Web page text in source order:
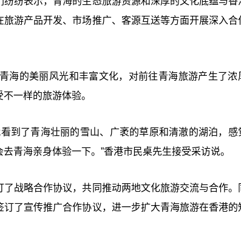
游产品开发、市场推广、客源互送等方面开展深入合
海的美丽风光和丰富文化，对前往青海旅游产生了浓
一样的旅游体验。
到了青海壮丽的雪山、广袤的草原和清澈的湖泊，感
青海亲身体验一下。”香港市民桌先生接受采访说。
战略合作协议，共同推动两地文化旅游交流与合作。
了宣传推广合作协议，进一步扩大青海旅游在香港的